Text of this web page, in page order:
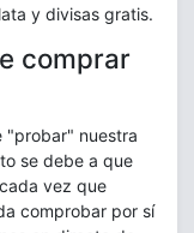
y divisas gratis.
comprar
"probar" nuestra
se debe a que
vez que
comprobar por sí